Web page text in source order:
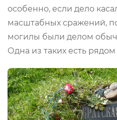
особенно, если дело
масштабных сражений,
могилы были делом
Одна из таких есть